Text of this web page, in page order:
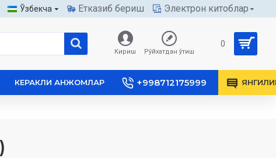
Ўзбекча Етказиб бериш Электрон китоблар
Кириш Рўйхатдан ўтиш
0
КЕРАКЛИ АНЖОМЛАР +998712175999